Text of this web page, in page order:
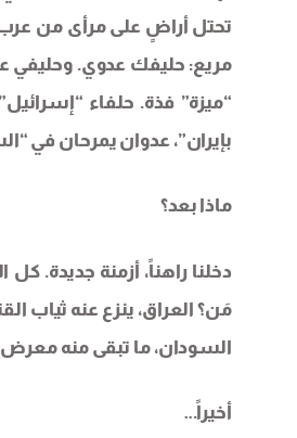
تحتل أراضٍ على مرأى من عرب
مريع: حليفك عدوي. وحليفي
“ميزة” فذة. حلفاء
بإيران”، عدوان يمرحان في
ماذا بعد؟
دخلنا راهناً، أزمنة جديدة.
مَن؟ العراق، ينزع عنه ثياب
السودان، ما تبقى منه معرض
أخيراً…